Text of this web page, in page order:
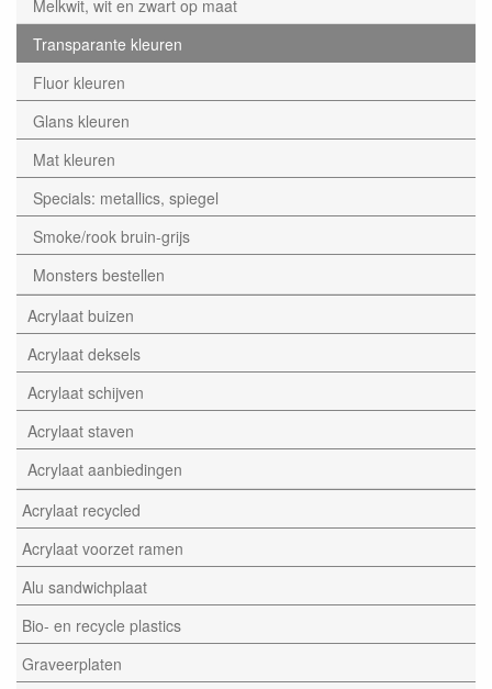
Melkwit, wit en zwart op maat
Transparante kleuren
Fluor kleuren
Glans kleuren
Mat kleuren
Specials: metallics, spiegel
Smoke/rook bruin-grijs
Monsters bestellen
Acrylaat buizen
Acrylaat deksels
Acrylaat schijven
Acrylaat staven
Acrylaat aanbiedingen
Acrylaat recycled
Acrylaat voorzet ramen
Alu sandwichplaat
Bio- en recycle plastics
Graveerplaten